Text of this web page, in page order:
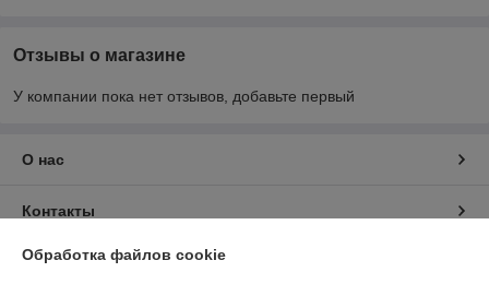
Отзывы о магазине
У компании пока нет отзывов, добавьте первый
О нас
Контакты
Доставка и оплата
Обработка файлов cookie